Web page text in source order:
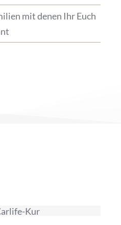
mit denen Ihr Euch